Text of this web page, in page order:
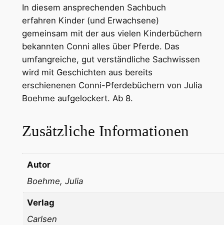
In diesem ansprechenden Sachbuch
erfahren Kinder (und Erwachsene)
gemeinsam mit der aus vielen Kinderbüchern
bekannten Conni alles über Pferde. Das
umfangreiche, gut verständliche Sachwissen
wird mit Geschichten aus bereits
erschienenen Conni-Pferdebüchern von Julia
Boehme aufgelockert. Ab 8.
Zusätzliche Informationen
Autor
Boehme, Julia
Verlag
Carlsen